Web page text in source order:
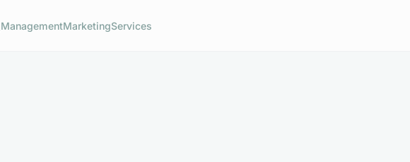
ManagementMarketingServices